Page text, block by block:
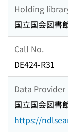
Holding
国立国会図書
Call No.
DE424-R31
Data Provider
国立国会図書
https://